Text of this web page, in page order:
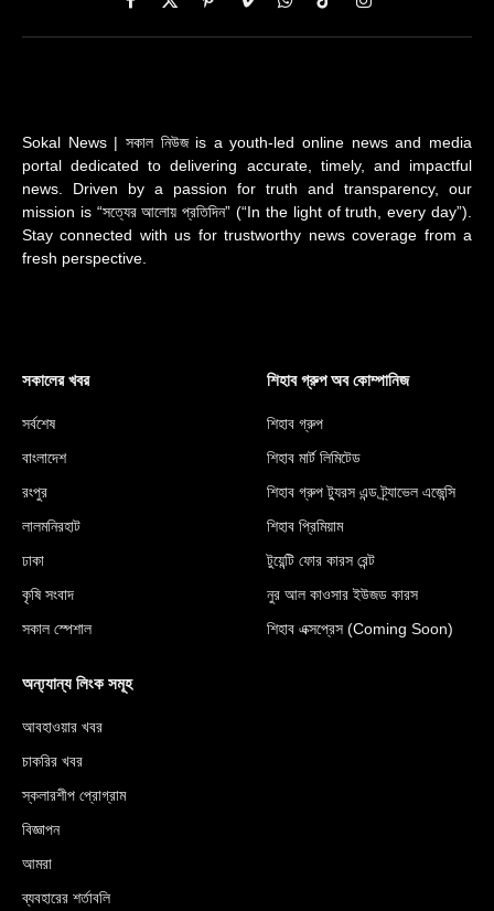
Facebook
X
(Twitter)
PinterestVimeoWhatsAppTikTokInstagram
Sokal News | সকাল নিউজ is a youth-led online news and media
portal dedicated to delivering accurate, timely, and impactful
news. Driven by a passion for truth and transparency, our
mission is “সত্যের আলোয় প্রতিদিন” (“In the light of truth, every day”).
Stay connected with us for trustworthy news coverage from a
fresh perspective.
সকালের খবর
সর্বশেষ
বাংলাদেশ
রংপুর
লালমনিরহাট
ঢাকা
কৃষি সংবাদ
সকাল স্পেশাল
শিহাব গ্রুপ অব কোম্পানিজ
শিহাব গ্রুপ
শিহাব মার্ট লিমিটেড
শিহাব গ্রুপ ট্যুরস এন্ড ট্র্যাভেল এজেন্সি
শিহাব প্রিমিয়াম
টুয়েন্টি ফোর কারস রেন্ট
নুর আল কাওসার ইউজড কারস
শিহাব এক্সপ্রেস (Coming Soon)
অন্য্যান্য লিংক সমূহ
আবহাওয়ার খবর
চাকরির খবর
স্কলারশীপ প্রোগ্রাম
বিজ্ঞাপন
আমরা
ব্যবহারের শর্তাবলি